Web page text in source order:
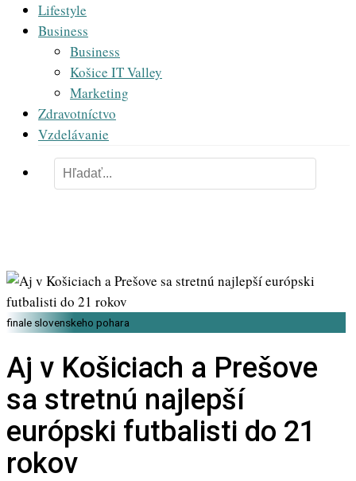
Lifestyle
Business
Business
Košice IT Valley
Marketing
Zdravotníctvo
Vzdelávanie
finale slovenskeho pohara
Aj v Košiciach a Prešove
sa stretnú najlepší
európski futbalisti do 21
rokov